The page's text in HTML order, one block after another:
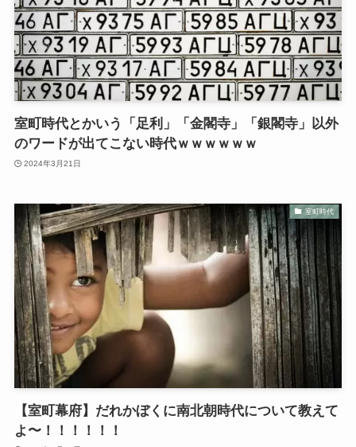
室町時代とかいう「足利」「金閣寺」「銀閣寺」以外
のワードが出てこない時代ｗｗｗｗｗｗ
2024年3月21日
室町時代
【室町幕府】だれかぼくに南北朝時代について教えて
よ〜！！！！！！